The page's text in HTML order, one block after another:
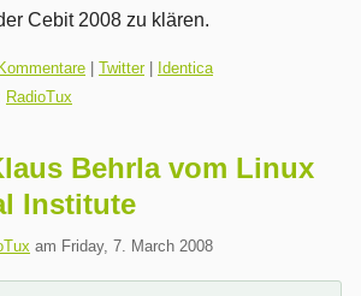
Cebit 2008 zu klären.
Twitter|
Identica
RadioTux
Behrla vom Linux
Institute
am Friday, 7. March 2008